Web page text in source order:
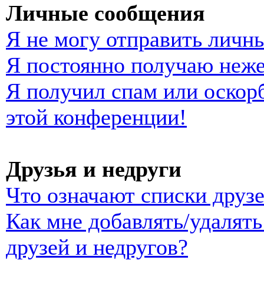
Личные сообщения
Я не могу отправить
Я постоянно получаю
Я получил спам или
этой конференции!
Друзья и недруги
Что означают списки
Как мне добавлять/
друзей и недругов?